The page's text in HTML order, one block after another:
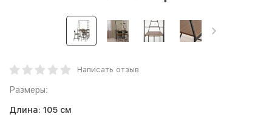
Написать отзыв
Размеры:
Длина: 105 см